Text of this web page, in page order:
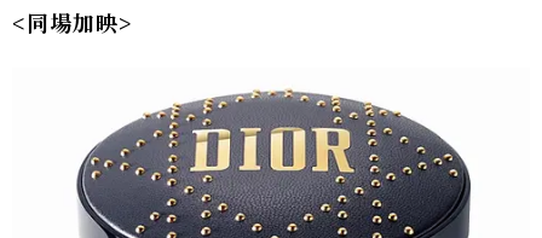
<同場加映>